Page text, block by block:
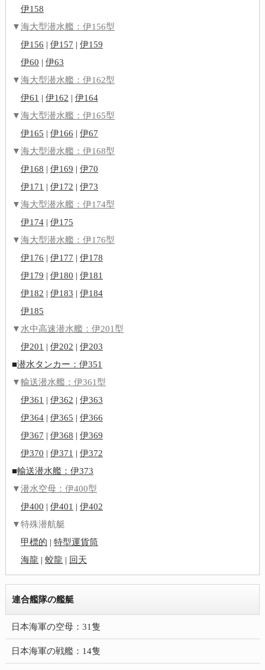
伊158
▼海大型潜水艦：伊156型
伊156 | 伊157 | 伊159
伊60 | 伊63
▼海大型潜水艦：伊162型
伊61 | 伊162 | 伊164
▼海大型潜水艦：伊165型
伊165 | 伊166 | 伊67
▼海大型潜水艦：伊168型
伊168 | 伊169 | 伊70
伊171 | 伊172 | 伊73
▼海大型潜水艦：伊174型
伊174| 伊175
▼海大型潜水艦：伊176型
伊176 | 伊177 | 伊178
伊179 | 伊180 | 伊181
伊182 | 伊183 | 伊184
伊185
▼水中高速潜水艦：伊201型
伊201 | 伊202 | 伊203
■潜水タンカー：伊351
▼輸送潜水艦：伊361型
伊361 | 伊362 | 伊363
伊364| 伊365 | 伊366
伊367 | 伊368 | 伊369
伊370 | 伊371 | 伊372
■輸送潜水艦：伊373
▼潜水空母：伊400型
伊400 | 伊401 | 伊402
▼特殊潜航艇
甲標的 | 特型運貨筒
海龍| 蛟龍| 回天
連合艦隊の艦艇
日本海軍の空母：31隻
日本海軍の戦艦：14隻